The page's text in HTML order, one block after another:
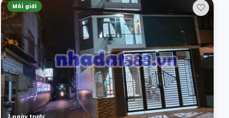
Môi giới
2 ngày trước